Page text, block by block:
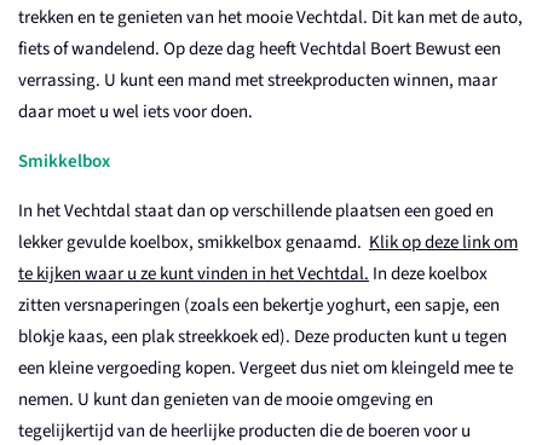
trekken en te genieten van het mooie Vechtdal. Dit kan met de auto,
fiets of wandelend. Op deze dag heeftVechtdal Boert Bewust een
verrassing. U kunt een mand met streekproducten winnen, maar
daar moet u wel iets voor doen.
Smikkelbox
In het Vechtdal staat dan op verschillende plaatsen een goed en
lekker gevulde koelbox, smikkelbox genaamd. Klik op deze link om
te kijken waar u ze kunt vinden in het Vechtdal. In deze koelbox
zitten versnaperingen (zoals een bekertje yoghurt, een sapje, een
blokje kaas, een plak streekkoek ed). Deze producten kunt u tegen
een kleine vergoeding kopen. Vergeet dus niet om kleingeld mee te
nemen. U kunt dan genieten van de mooie omgeving en
tegelijkertijd van de heerlijke producten die de boeren voor u